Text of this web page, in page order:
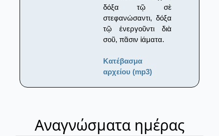
δόξα τῷ σὲ
στεφανώσαντι, δόξα
τῷ ἐνεργοῦντι διὰ
σοῦ, πᾶσιν ἰάματα.
Κατέβασμα
αρχείου (mp3)
Αναγνώσματα ημέρας